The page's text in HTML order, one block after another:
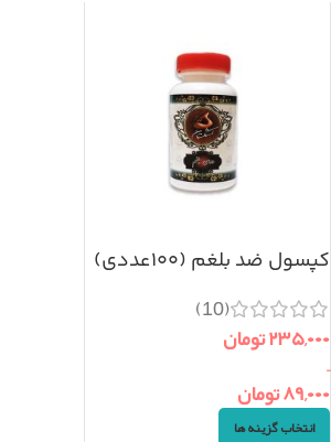
کپسول ضد بلغم (۱۰۰عددی)
(10)
۲۳۵,۰۰۰تومان
–
۸۹,۰۰۰تومان
انتخاب گزینه ها